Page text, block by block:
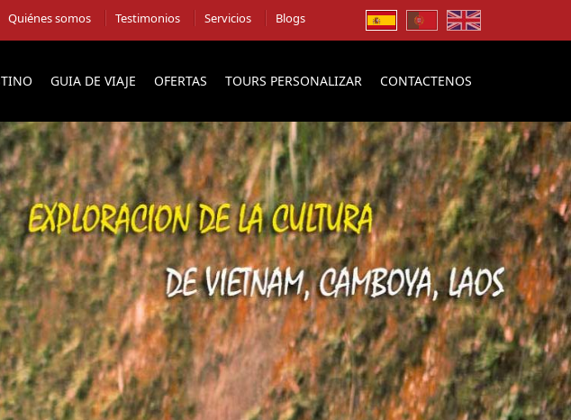
Quiénes somos Testimonios Servicios Blogs
GUIA DE VIAJE OFERTAS TOURS PERSONALIZAR CONTACTENOS